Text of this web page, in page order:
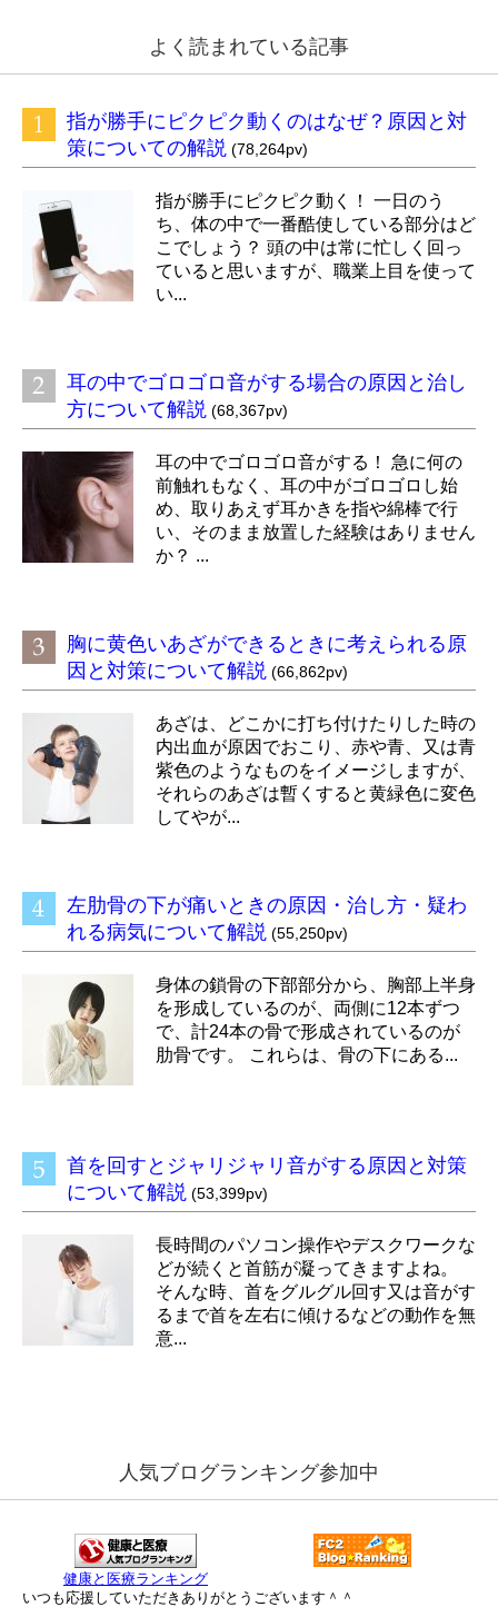
よく読まれている記事
指が勝手にピクピク動くのはなぜ？原因と対
策についての解説 (78,264pv)
指が勝手にピクピク動く！ 一日のう
ち、体の中で一番酷使している部分はど
こでしょう？ 頭の中は常に忙しく回っ
ていると思いますが、職業上目を使って
い...
耳の中でゴロゴロ音がする場合の原因と治し
方について解説 (68,367pv)
耳の中でゴロゴロ音がする！ 急に何の
前触れもなく、耳の中がゴロゴロし始
め、取りあえず耳かきを指や綿棒で行
い、そのまま放置した経験はありません
か？ ...
胸に黄色いあざができるときに考えられる原
因と対策について解説 (66,862pv)
あざは、どこかに打ち付けたりした時の
内出血が原因でおこり、赤や青、又は青
紫色のようなものをイメージしますが、
それらのあざは暫くすると黄緑色に変色
してやが...
左肋骨の下が痛いときの原因・治し方・疑わ
れる病気について解説 (55,250pv)
身体の鎖骨の下部部分から、胸部上半身
を形成しているのが、両側に12本ずつ
で、計24本の骨で形成されているのが
肋骨です。 これらは、骨の下にある...
首を回すとジャリジャリ音がする原因と対策
について解説 (53,399pv)
長時間のパソコン操作やデスクワークな
どが続くと首筋が凝ってきますよね。
そんな時、首をグルグル回す又は音がす
るまで首を左右に傾けるなどの動作を無
意...
人気ブログランキング参加中
健康と医療ランキング
いつも応援していただきありがとうございます＾＾